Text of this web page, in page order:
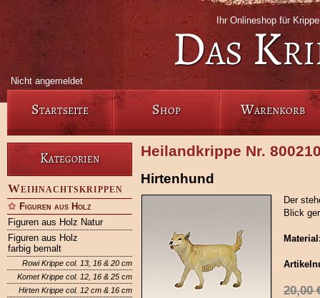
Ihr Onlineshop für
Das
Nicht angemeldet
Startseite Shop Warenkorb
Kategorien
Weihnachtskrippen
Figuren aus Holz
Figuren aus Holz Natur
Figuren aus Holz
farbig bemalt
Rowi Krippe col. 13, 16 & 20 cm
Komet Krippe col. 12, 16 & 25 cm
Hirten Krippe col. 12 cm & 16 cm
Heilandkrippe Nr.
Hirtenhund
Der
Blick
20,00